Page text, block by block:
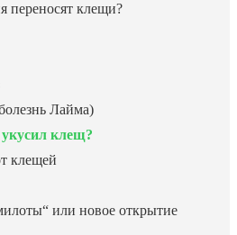
переносят клещи?
Лайма)
клещ?
клещей
или новое открытие